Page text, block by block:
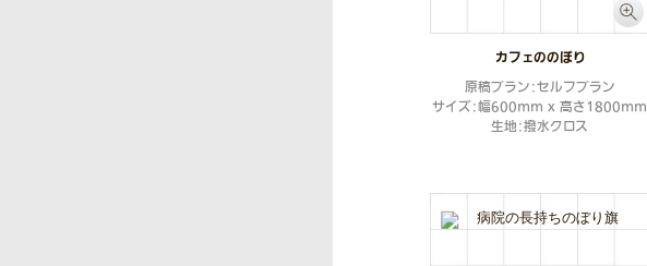
カフェののぼり
原稿プラン：セルフプラン
サイズ：幅600mm x 高さ1800mm
生地：撥水クロス